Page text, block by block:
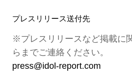
プレスリリース送付先
※プレスリリースなど掲載に
らまでご連絡ください。
press@idol-report.com